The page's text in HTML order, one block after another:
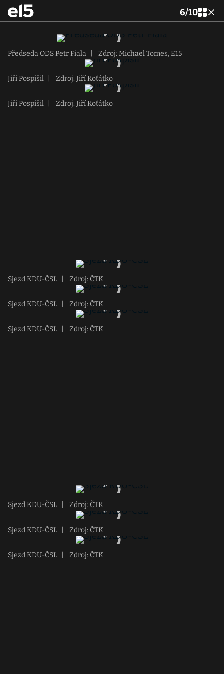
6/10
Předseda ODS Petr Fiala Zdroj: Michael Tomes, E15
Jiří Pospíšil Zdroj: Jiří Koťátko
Jiří Pospíšil Zdroj: Jiří Koťátko
Sjezd KDU-ČSL Zdroj: ČTK
Sjezd KDU-ČSL Zdroj: ČTK
Sjezd KDU-ČSL Zdroj: ČTK
Sjezd KDU-ČSL Zdroj: ČTK
Sjezd KDU-ČSL Zdroj: ČTK
Sjezd KDU-ČSL Zdroj: ČTK